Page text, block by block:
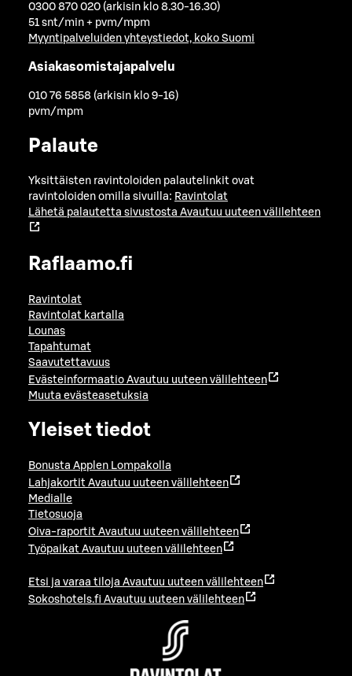
0300 870 020 (arkisin klo 8.30-16.30)
51 snt/min + pvm/mpm
Myyntipalveluiden yhteystiedot, koko Suomi
Asiakasomistajapalvelu
010 76 5858 (arkisin klo 9-16)
pvm/mpm
Palaute
Yksittäisten ravintoloiden palautelinkit ovat
ravintoloiden omilla sivuilla: Ravintolat
Lähetä palautetta sivustosta Avautuu uuteen välilehteen
Raflaamo.fi
Ravintolat
Ravintolat kartalla
Lounas
Tapahtumat
Saavutettavuus
Evästeinformaatio Avautuu uuteen välilehteen
Muuta evästeasetuksia
Yleiset tiedot
Bonusta Applen Lompakolla
Lahjakortit Avautuu uuteen välilehteen
Medialle
Tietosuoja
Oiva-raportit Avautuu uuteen välilehteen
Työpaikat Avautuu uuteen välilehteen
Etsi ja varaa tiloja Avautuu uuteen välilehteen
Sokoshotels.fi Avautuu uuteen välilehteen